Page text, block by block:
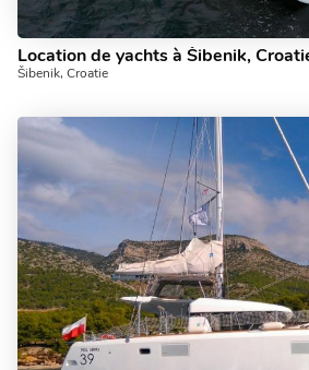
Šibenik, Croatie